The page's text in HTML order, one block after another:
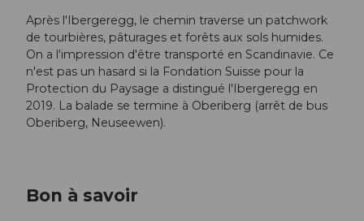
Après l'Ibergeregg, le chemin traverse un patchwork
de tourbières, pâturages et forêts aux sols humides.
On a l'impression d'être transporté en Scandinavie. Ce
n'est pas un hasard si la Fondation Suisse pour la
Protection du Paysage a distingué l'Ibergeregg en
2019. La balade se termine à Oberiberg (arrêt de bus
Oberiberg, Neuseewen).
Bon à savoir